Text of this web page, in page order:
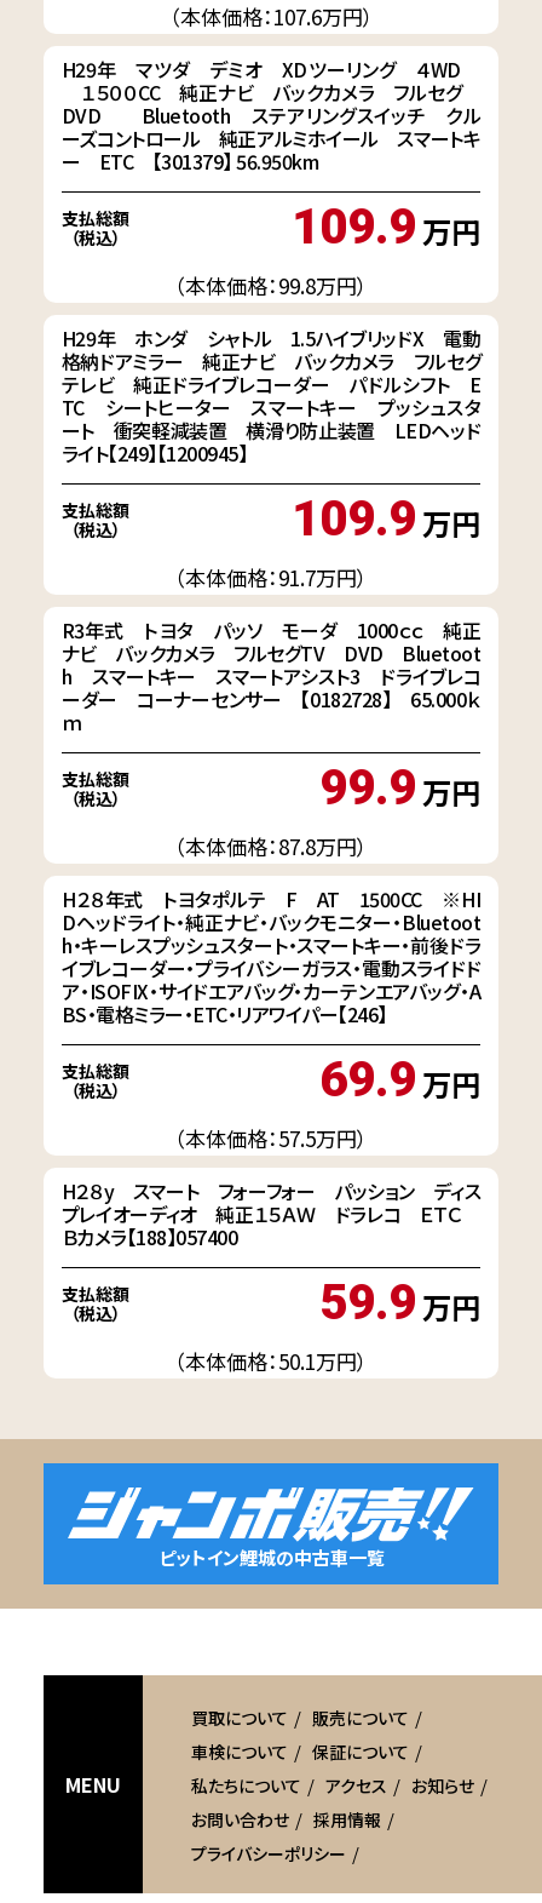
（本体価格：107.6万円）
H29年 マツダ デミオ XDツーリング ４WD
１５００CC 純正ナビ バックカメラ フルセグ
DVD Bluetooth ステアリングスイッチ クル
ーズコントロール 純正アルミホイール スマートキ
ー ETC 【301379】 56.950km
支払総額
（税込）
109.9万円
（本体価格：99.8万円）
H29年 ホンダ シャトル 1.5ハイブリッドX 電動
格納ドアミラー 純正ナビ バックカメラ フルセグ
テレビ 純正ドライブレコーダー パドルシフト E
TC シートヒーター スマートキー プッシュスタ
ート 衝突軽減装置 横滑り防止装置 LEDヘッド
ライト【249】【1200945】
支払総額
（税込）
109.9万円
（本体価格：91.7万円）
R3年式 トヨタ パッソ モーダ 1000ｃｃ 純正
ナビ バックカメラ フルセグTV DVD Bluetoot
h スマートキー スマートアシスト3 ドライブレコ
ーダー コーナーセンサー 【0182728】 65.000ｋ
ｍ
支払総額
（税込）
99.9万円
（本体価格：87.8万円）
H２８年式 トヨタポルテ F AT 1500CC ※HI
Dヘッドライト・純正ナビ・バックモニター・Bluetoot
h・キーレスプッシュスタート・スマートキー・前後ドラ
イブレコーダー・プライバシーガラス・電動スライドド
ア・ISOFIX・サイドエアバッグ・カーテンエアバッグ・A
BS・電格ミラー・ETC・リアワイパー【246】
支払総額
（税込）
69.9万円
（本体価格：57.5万円）
H２８y スマート フォーフォー パッション ディス
プレイオーディオ 純正１５ＡＷ ドラレコ ＥＴＣ
Ｂカメラ【188】057400
支払総額
（税込）
59.9万円
（本体価格：50.1万円）
ピットイン鯉城の中古車一覧
MENU
買取について
販売について
車検について
保証について
私たちについて
アクセス
お知らせ
お問い合わせ
採用情報
プライバシーポリシー